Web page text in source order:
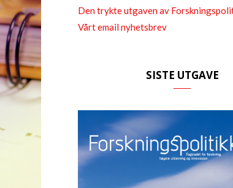
Den trykte utgaven av
Vårt email nyhetsbrev
SISTE UTGAVE